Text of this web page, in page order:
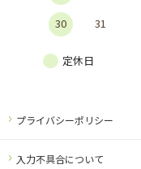
30 31
定休日
プライバシーポリシー
入力不具合について